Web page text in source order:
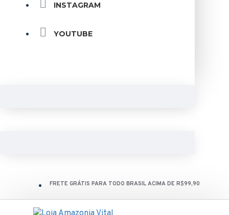
INSTAGRAM
YOUTUBE
FRETE GRÁTIS PARA TODO BRASIL ACIMA DE R$99,90